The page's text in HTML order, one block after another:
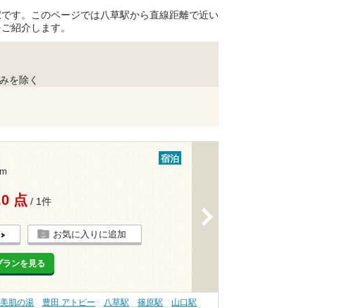
す。このページでは八草駅から直線距離で近い
紹介します。
を除く
宿泊
点 / 1件
お気に入りに追加
ランを見る
肌の湯 豊田 アトピー 八草駅 篠原駅
山口駅